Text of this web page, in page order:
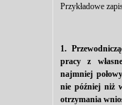
Przykładowe
1.
pracy z
najmniej
nie później niż
otrzymania